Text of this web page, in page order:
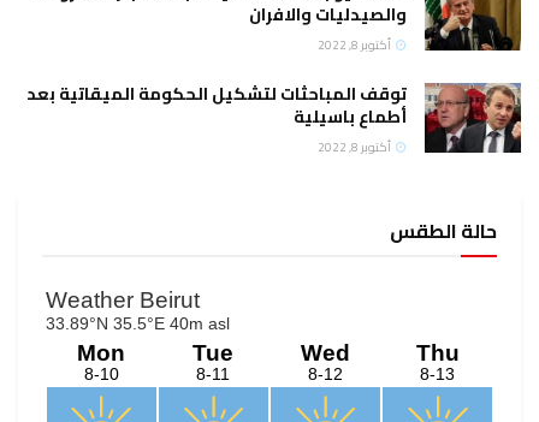
والصيدليات والافران
أكتوبر 8, 2022
توقف المباحثات لتشكيل الحكومة الميقاتية بعد
أطماع باسيلية
أكتوبر 8, 2022
حالة الطقس